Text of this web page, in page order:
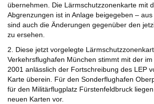
übernehmen. Die Lärmschutzzonenkarte mit
Abgrenzungen ist in Anlage beigegeben –
sind auch die Änderungen gegenüber den
zu ersehen.
2. Diese jetzt vorgelegte
Verkehrsflughafen München stimmt mit der
2001 anlässlich der Fortschreibung des LEP
Karte überein. Für den Sonderflughafen
für den Militärflugplatz Fürstenfeldbruck
neuen Karten vor.